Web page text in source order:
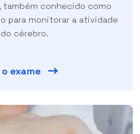
também conhecido como
para monitorar a atividade
cérebro.
exame